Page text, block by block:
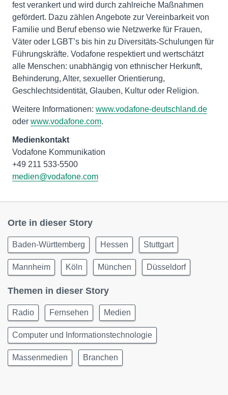
fest verankert und wird durch zahlreiche Maßnahmen
gefördert. Dazu zählen Angebote zur Vereinbarkeit von
Familie und Beruf ebenso wie Netzwerke für Frauen,
Väter oder LGBT’s bis hin zu Diversitäts-Schulungen für
Führungskräfte. Vodafone respektiert und wertschätzt
alle Menschen: unabhängig von ethnischer Herkunft,
Behinderung, Alter, sexueller Orientierung,
Geschlechtsidentität, Glauben, Kultur oder Religion.
Weitere Informationen: www.vodafone-deutschland.de
oder www.vodafone.com.
Medienkontakt
Vodafone Kommunikation
medien@vodafone.com
Orte in dieser Story
Baden-Württemberg Hessen Stuttgart
Mannheim Köln München Düsseldorf
Themen in dieser Story
Radio Fernsehen Medien
Computer und Informationstechnologie
Massenmedien Branchen